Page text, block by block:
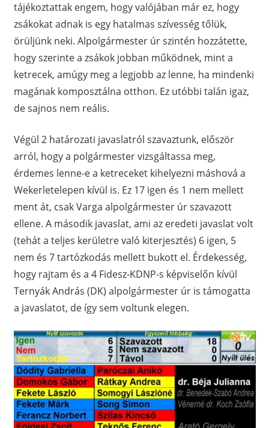
tájékoztattak engem, hogy valójában már ez, hogy
zsákokat adnak is egy hatalmas szívesség tőlük,
örüljünk neki. Alpolgármester úr szintén hozzátette,
hogy szerinte a zsákok jobban működnek, mint a
ketrecek, amúgy meg a legjobb az lenne, ha mindenki
magának komposztálna otthon. Ez utóbbi talán igaz,
de sajnos nem reális.
Végül 2 határozati javaslatról szavaztunk, először
arról, hogy a polgármester vizsgáltassa meg,
érdemes lenne-e a ketreceket kihelyezni máshová a
Wekerletelepen kívül is. Ez 17 igen és 1 nem mellett
ment át, csak Varga alpolgármester úr szavazott
ellene. A második javaslat, ami az eredeti javaslat volt
(tehát a teljes kerületre való kiterjesztés) 6 igen, 5
nem és 7 tartózkodás mellett bukott el. Érdekesség,
hogy rajtam és a 4 Fidesz-KDNP-s képviselőn kívül
Ternyák András (DK) alpolgármester úr is támogatta
a javaslatot, de így sem voltunk elegen.